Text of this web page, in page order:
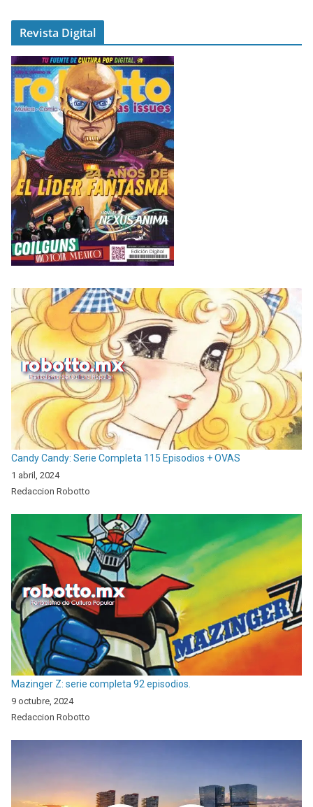
Revista Digital
Candy Candy: Serie Completa 115 Episodios + OVAS
1 abril, 2024
Redaccion Robotto
Mazinger Z: serie completa 92 episodios.
9 octubre, 2024
Redaccion Robotto